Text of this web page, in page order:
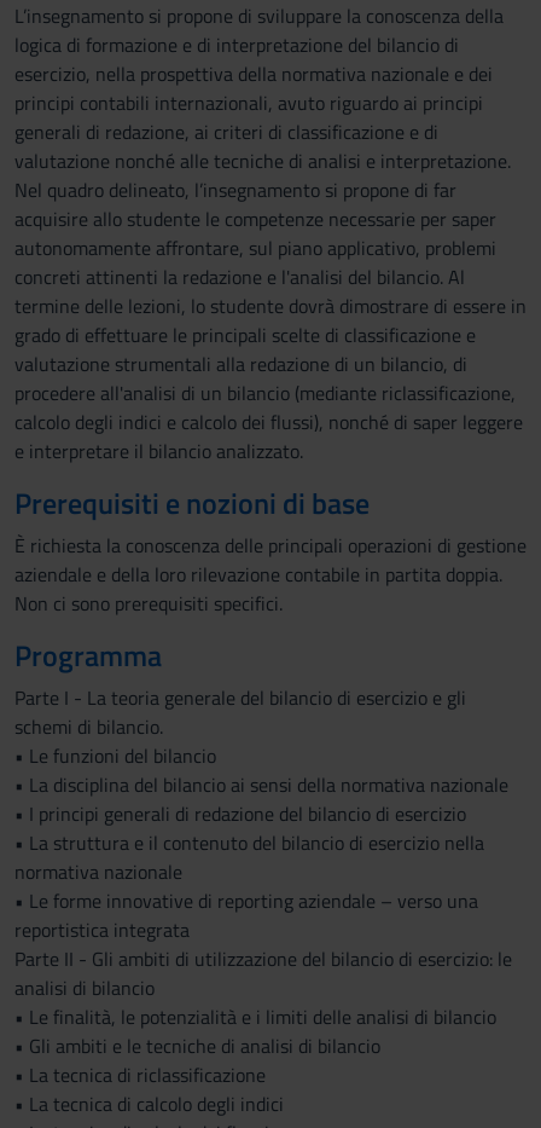
L’insegnamento si propone di sviluppare la conoscenza della
logica di formazione e di interpretazione del bilancio di
esercizio, nella prospettiva della normativa nazionale e dei
principi contabili internazionali, avuto riguardo ai principi
generali di redazione, ai criteri di classificazione e di
valutazione nonché alle tecniche di analisi e interpretazione.
Nel quadro delineato, l’insegnamento si propone di far
acquisire allo studente le competenze necessarie per saper
autonomamente affrontare, sul piano applicativo, problemi
concreti attinenti la redazione e l'analisi del bilancio. Al
termine delle lezioni, lo studente dovrà dimostrare di essere in
grado di effettuare le principali scelte di classificazione e
valutazione strumentali alla redazione di un bilancio, di
procedere all'analisi di un bilancio (mediante riclassificazione,
calcolo degli indici e calcolo dei flussi), nonché di saper leggere
e interpretare il bilancio analizzato.
Prerequisiti e nozioni di base
È richiesta la conoscenza delle principali operazioni di gestione
aziendale e della loro rilevazione contabile in partita doppia.
Non ci sono prerequisiti specifici.
Programma
Parte I - La teoria generale del bilancio di esercizio e gli
schemi di bilancio.
• Le funzioni del bilancio
• La disciplina del bilancio ai sensi della normativa nazionale
• I principi generali di redazione del bilancio di esercizio
• La struttura e il contenuto del bilancio di esercizio nella
normativa nazionale
• Le forme innovative di reporting aziendale – verso una
reportistica integrata
Parte II - Gli ambiti di utilizzazione del bilancio di esercizio: le
analisi di bilancio
• Le finalità, le potenzialità e i limiti delle analisi di bilancio
• Gli ambiti e le tecniche di analisi di bilancio
• La tecnica di riclassificazione
• La tecnica di calcolo degli indici